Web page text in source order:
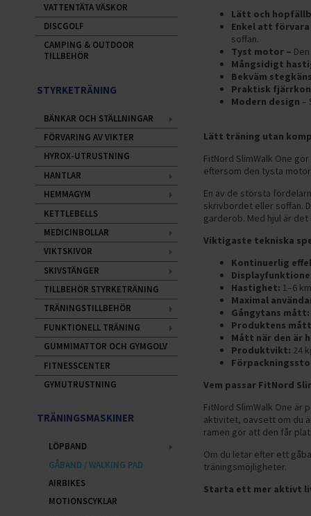
Lätt och
Enkel att förvara
soffan.
Tyst motor –
Mångsidigt
Bekväm
Praktisk
Modern design –
Lätt träning utan
FitNord SlimWalk One
eftersom den tysta
En av de största
skrivbordet eller soffan.
garderob. Med hjul är
Viktigaste tekniska
Kontinuerlig
Hastighet: 1–6
Maximal
Gångytans mått:
Produktens
Mått när den är
Produktvikt: 24
Vem passar FitNord
FitNord SlimWalk One
aktivitet, oavsett om du
ramen gör att den får
Om du letar efter ett
träningsmöjligheter.
Starta ett mer aktivt
VATTENTÄTA VÄSKOR
DISCGOLF
CAMPING & OUTDOOR
TILLBEHÖR
STYRKETRÄNING
BÄNKAR OCH STÄLLNINGAR
FÖRVARING AV VIKTER
HYROX-UTRUSTNING
HANTLAR
HEMMAGYM
KETTLEBELLS
MEDICINBOLLAR
VIKTSKIVOR
SKIVSTÄNGER
TILLBEHÖR STYRKETRÄNING
TRÄNINGSTILLBEHÖR
FUNKTIONELL TRÄNING
GUMMIMATTOR OCH GYMGOLV
FITNESSCENTER
GYMUTRUSTNING
TRÄNINGSMASKINER
LÖPBAND
GÅBAND / WALKING PAD
AIRBIKES
MOTIONSCYKLAR